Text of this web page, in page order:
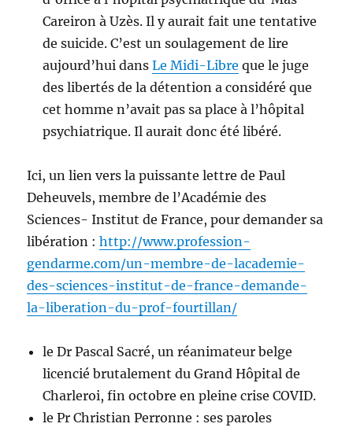
Careiron à Uzès. Il y aurait fait une tentative
de suicide. C’est un soulagement de lire
aujourd’hui dansLe Midi-Libre que le juge
des libertés de la détention a considéré que
cet homme n’avait pas sa place à l’hôpital
psychiatrique. Il aurait donc été libéré.
Ici, un lien vers la puissante lettre de Paul
Deheuvels, membre de l’Académie des
Sciences- Institut de France, pour demander sa
libération :http://www.profession-
gendarme.com/un-membre-de-lacademie-
des-sciences-institut-de-france-demande-
la-liberation-du-prof-fourtillan/
le Dr Pascal Sacré,un réanimateur belge
licencié brutalement du Grand Hôpital de
Charleroi, fin octobre en pleine crise COVID.
le Pr Christian Perronne : ses paroles